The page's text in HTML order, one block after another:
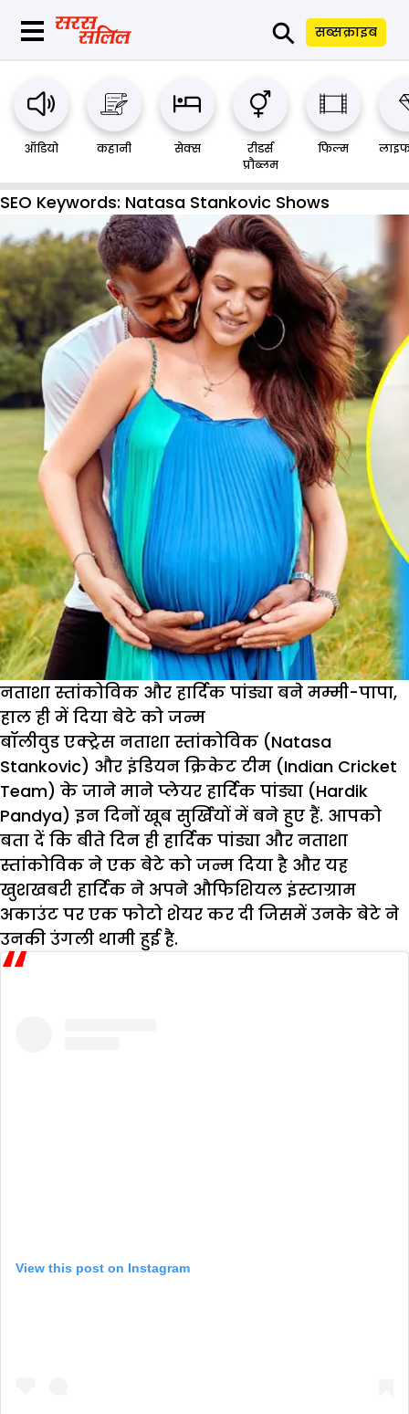
⚲ सब्सक्राइब
ऑडियो कहानी सेक्स
रीडर्स
प्रौब्लम
फिल्म
SEO Keywords: Natasa Stankovic Shows
नताशा स्तांकोविक और हार्दिक पांड्या बने मम्मी-पापा,
हाल ही में दिया बेटे को जन्म
बॉलीवुड एक्ट्रेस नताशा स्तांकोविक (Natasa
Stankovic) और इंडियन क्रिकेट टीम (Indian Cricket
Team) के जाने माने प्लेयर हार्दिक पांड्या (Hardik
Pandya) इन दिनों खूब सुर्खियों में बने हुए हैं. आपको
बता दें कि बीते दिन ही हार्दिक पांड्या और नताशा
स्तांकोविक ने एक बेटे को जन्म दिया है और यह
खुशखबरी हार्दिक ने अपने औफिशियल इंस्टाग्राम
अकाउंट पर एक फोटो शेयर कर दी जिसमें उनके बेटे ने
उनकी उंगली थामी हुई है.
View this post on Instagram